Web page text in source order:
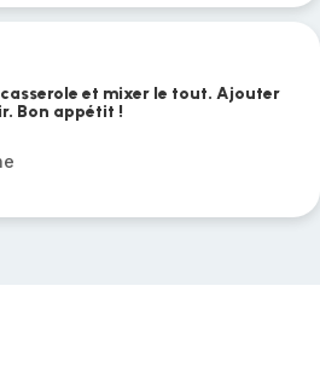
et mixer le tout. Ajouter
Bon appétit !